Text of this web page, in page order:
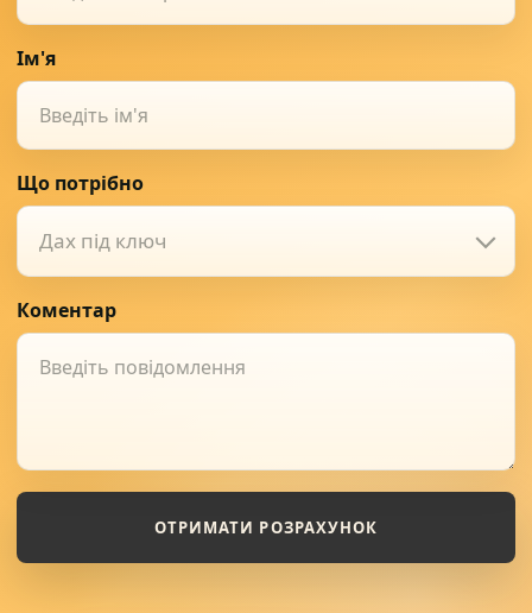
Ім'я
Що потрібно
Дах під ключ
Коментар
ОТРИМАТИ РОЗРАХУНОК